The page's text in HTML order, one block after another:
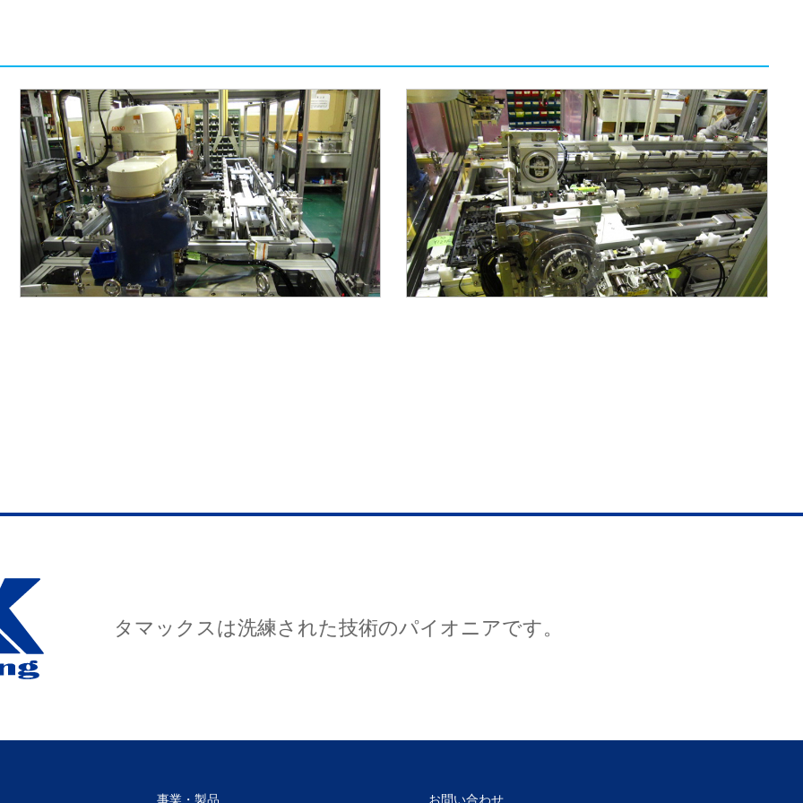
タマックスは洗練された技術のパイオニアです。
事業・製品 お問い合わせ